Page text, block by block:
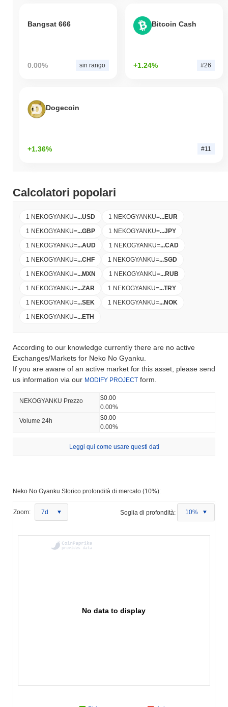
Bangsat 666
0.00% sin rango
Bitcoin Cash
+1.24% #26
Dogecoin
+1.36% #11
Calcolatori popolari
1 NEKOGYANKU=...USD 1 NEKOGYANKU=...EUR
1 NEKOGYANKU=...GBP 1 NEKOGYANKU=...JPY
1 NEKOGYANKU=...AUD 1 NEKOGYANKU=...CAD
1 NEKOGYANKU=...CHF 1 NEKOGYANKU=...SGD
1 NEKOGYANKU=...MXN 1 NEKOGYANKU=...RUB
1 NEKOGYANKU=...ZAR 1 NEKOGYANKU=...TRY
1 NEKOGYANKU=...SEK 1 NEKOGYANKU=...NOK
1 NEKOGYANKU=...ETH
According to our knowledge currently there are no active
Exchanges/Markets for Neko No Gyanku.
If you are aware of an active market for this asset, please send
us information via our MODIFY PROJECT form.
NEKOGYANKU Prezzo
$0.00
0.00%
Volume 24h
$0.00
0.00%
Leggi qui come usare questi dati
Neko No Gyanku Storico profondità di mercato (10%):
Zoom: 7d Soglia di profondità: 10%
No data to display